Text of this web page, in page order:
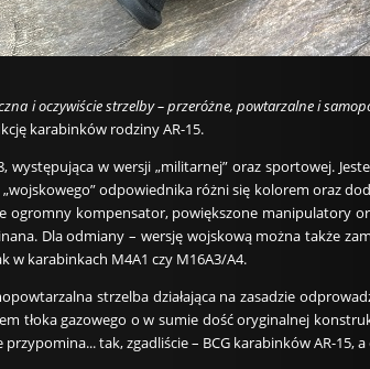
i oczywiście strzelby – przeróżne, powtarzalne i
karabinków rodziny AR-15.
występująca w wersji „militarnej” oraz sportowej.
odpowiednika różni się kolorem oraz
ogromny kompensator, powiększone manipulatory
Dla odmiany – wersję wojskową można także
w karabinkach M4A1 czy M16A3/A4.
strzelba działająca na zasadzie
tłoka gazowego o w sumie dość oryginalnej
tak, zgadliście – BCG karabinków AR-15,